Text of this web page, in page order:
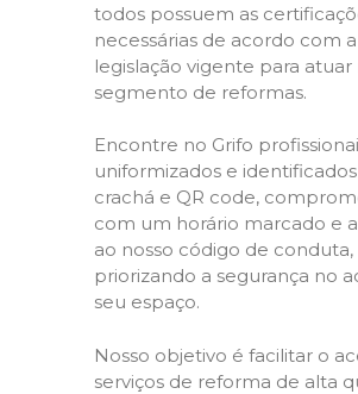
todos possuem as
necessárias de acordo com a
legislação vigente para atuar
segmento de reformas.
Encontre no Grifo
uniformizados e
crachá e QR code,
com um horário marcado e
ao nosso código de conduta,
priorizando a segurança no
seu espaço.
Nosso objetivo é facilitar o
serviços de reforma de alta